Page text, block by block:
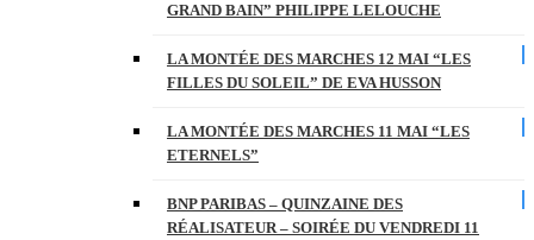
GRAND BAIN” PHILIPPE LELOUCHE
LA MONTÉE DES MARCHES 12 MAI “LES
FILLES DU SOLEIL” DE EVA HUSSON
LA MONTÉE DES MARCHES 11 MAI “LES
ETERNELS”
BNP PARIBAS – QUINZAINE DES
RÉALISATEUR – SOIRÉE DU VENDREDI 11